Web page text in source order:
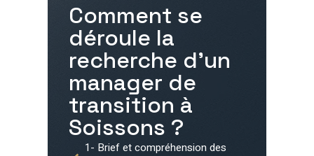
Comment se
déroule la
recherche d'un
manager de
transition à
Soissons ?
1- Brief et compréhension des